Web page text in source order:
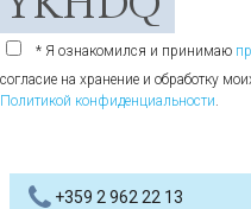
* Я ознакомился и принимаю
согласие на хранение и обработку
Политикой конфиденциальности
+359 2 962 22 13